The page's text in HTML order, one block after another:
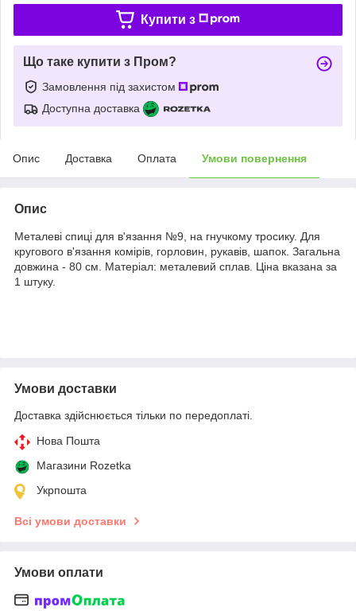
Купити з
Що таке купити з Пром?
Замовлення під захистом
Доступна доставка
Опис Доставка Оплата Умови повернення
Опис
Металеві спиці для в'язання №9, на гнучкому тросику. Для
кругового в'язання комірів, горловин, рукавів, шапок. Загальна
довжина - 80 см. Матеріал: металевий сплав. Ціна вказана за
1 штуку.
Умови доставки
Доставка здійснюється тільки по передоплаті.
Нова Пошта
Магазини Rozetka
Укрпошта
Всі умови доставки
Умови оплати